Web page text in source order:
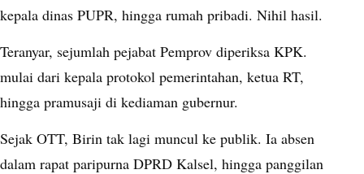
kepala dinas PUPR, hingga rumah pribadi. Nihil hasil.
Teranyar, sejumlah pejabat Pemprov diperiksa KPK.
mulai dari kepala protokol pemerintahan, ketua RT,
hingga pramusaji di kediaman gubernur.
Sejak OTT, Birin tak lagi muncul ke publik. Ia absen
dalam rapat paripurna DPRD Kalsel, hingga panggilan